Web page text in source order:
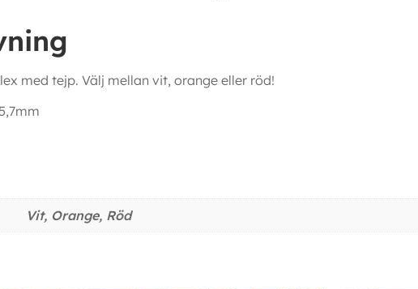
med tejp. Välj mellan vit, orange eller röd!
Vit, Orange, Röd